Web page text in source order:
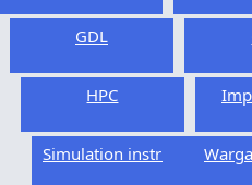
GDL
HPC
Simulation instrumentée